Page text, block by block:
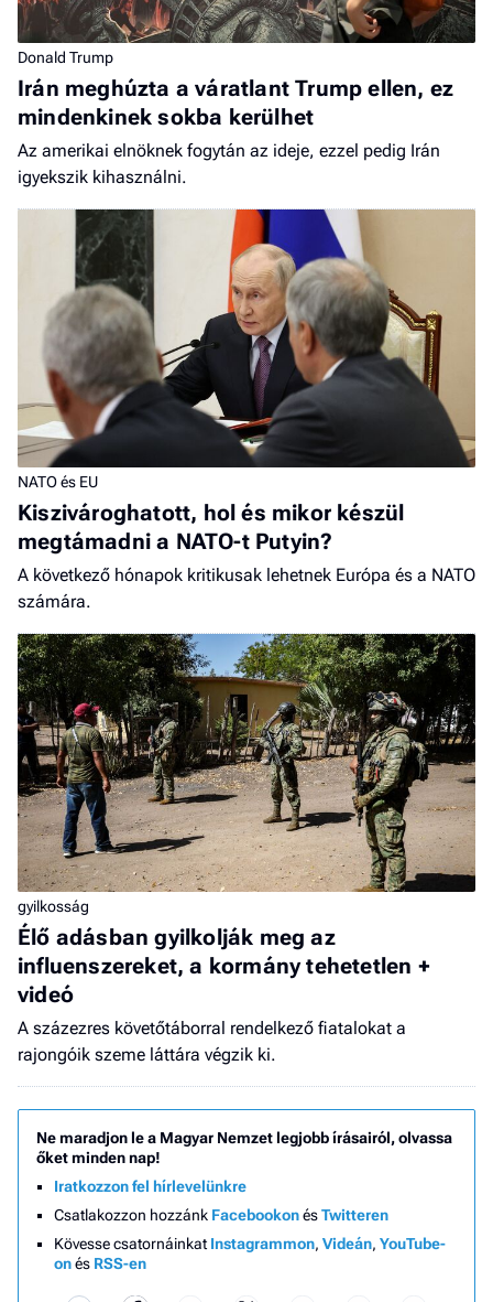
Donald Trump
Irán meghúzta a váratlant Trump ellen, ez
mindenkinek sokba kerülhet
Az amerikai elnöknek fogytán az ideje, ezzel pedig Irán
igyekszik kihasználni.
NATO és EU
Kiszivároghatott, hol és mikor készül
megtámadni a NATO-t Putyin?
A következő hónapok kritikusak lehetnek Európa és a NATO
számára.
gyilkosság
Élő adásban gyilkolják meg az
influenszereket, a kormány tehetetlen +
videó
A százezres követőtáborral rendelkező fiatalokat a
rajongóik szeme láttára végzik ki.
Ne maradjon le a Magyar Nemzet legjobb írásairól, olvassa
őket minden nap!
Iratkozzon fel hírlevelünkre
Csatlakozzon hozzánk FacebookonésTwitteren
Kövesse csatornáinkat Instagrammon, Videán, YouTube-
onés RSS-en